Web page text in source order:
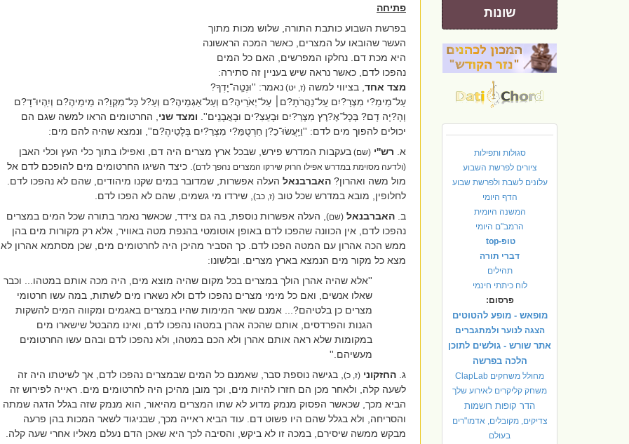
שונות
סגולות ותפילות
ציורים לפרשת השבוע
עלונים לשבת ולפרשת שבוע
הדף היומי
המשנה היומית
הרמב"ם היומי
טופ-top
דברי תורה
תהילים
לוח כיתתי חינמי
פרסום:
מופאש - מופע להטוטים
הצגה לנוער ולמתגברים
אתר שורש - גולשים לתוכן
הלכה בפרשה
מחולל משחקים ClapLab
משחק קליקרים לאירוע שלך
הדר קופות רושמות
צדיקים, מקובלים, אדמו"רים
בעולם
פתיחה
בפרשת השבוע כותבת התורה, שלוש מכות מתוך
העשר שהובאו על המצרים, כאשר המכה הראשונה
היא מכת דם. נחלקו המפרשים, האם כל המים
נהפכו לדם, כאשר נראה שיש בעניין זה סתירה:
מצד אחד , בציווי למשה (ז, יט) נאמר: ''וּנְטֵֽה־יָדְךָ?
עַל־מֵימֵ?י מִצְרַ?יִם עַֽל־נַהֲרֹתָ?ם׀ עַל־יְאֹרֵיהֶ?ם וְעַל־אַגְמֵיהֶ?ם וְעַ?ל כָּל־מִקְוֵ?ה מֵימֵיהֶ?ם וְיִֽהְיוּ־דָ?ם
וְהָ?יָה דָם? בְּכָל־אֶ?רֶץ מִצְרַ?יִם וּבָעֵצִ?ים וּבָאֲבָנִֽים''. ומצד שני , החרטומים הראו למשה שגם הם
יכולים להפוך מים לדם: ''וַיַּֽעֲשׂוּ־כֵ?ן חַרְטֻמֵּ?י מִצְרַ?יִם בְּלָטֵיהֶ?ם'', ונמצא שהיה להם מים:
א. רש''י (שם) בעקבות המדרש פירש, שבכל ארץ מצרים היה דם, ואפילו בתוך כלי העץ וכלי האבן
(ולדעה מסוימת במדרש אפילו הרוק שירקו המצרים נהפך לדם) . כיצד השיגו החרטומים מים להופכם לדם אל
מול משה ואהרון? האברבנאל העלה אפשרות, שמדובר במים שקנו מיהודים, שהם לא נהפכו לדם.
לחלופין, מובא במדרש שכל טוב (ז, כב) , שירדו מי גשמים, שהם לא הפכו לדם.
ב. האברבנאל (שם) , העלה אפשרות נוספת, בה גם צידד, שכאשר נאמר בתורה שכל המים במצרים
נהפכו לדם, אין הכוונה שהפכו לדם באופן אוטומטי בהנפת מטה באוויר, אלא רק מקורות מים בהן
ממש הכה אהרון עם המטה הפכו לדם. כך הסביר מהיכן היה לחרטומים מים, שכן מסתמא אהרון לא
מצא כל מקור מים הנמצא בארץ מצרים. ובלשונו:
''אלא שהיה אהרן הולך במצרים בכל מקום שהיה מוצא מים, היה מכה אותם במטהו... וכבר
שאלו אנשים, ואם כל מימי מצרים נהפכו לדם ולא נשארו מים לשתות, במה עשו חרטומי
מצרים כן בלטיהם?... אמנם שאר המימות שהיו במצרים באגמים ומקווה המים להשקות
הגנות והפרדסים, אותם שהכה אהרן במטהו נהפכו לדם, ואינו מהבטל שישארו מים
במקומות שלא ראה אותם אהרן ולא הכם במטהו, ולא נהפכו לדם ובהם עשו החרטומים
מעשיהם.''
ג. החזקוני (ז, כ) , בגישה נוספת סבר, שאמנם כל המים שבמצרים נהפכו לדם, אך לשיטתו היה זה
לשעה קלה, ולאחר מכן הם חזרו להיות מים, וכך מובן מהיכן היה לחרטומים מים. ראייה לפירוש זה
הביא מכך, שכאשר הפסוק מנמק מדוע לא שתו המצרים מהיאור, הוא מנמק שזה בגלל הדגה שמתה
והסריחה, ולא בגלל שהם היו פשוט דם. עוד הביא ראייה מכך, שבניגוד לשאר המכות בהן פרעה
מבקש ממשה שיסירם, במכה זו לא ביקש, והסיבה לכך היא שאכן הדם נעלם מאליו אחרי שעה קלה.